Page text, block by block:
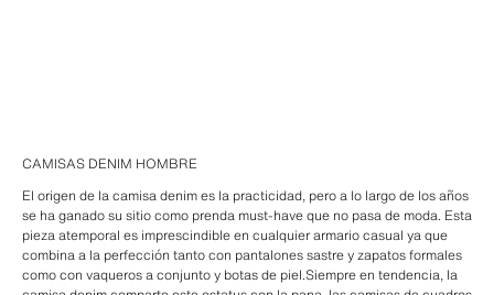
CAMISAS DENIM HOMBRE
El origen de la camisa denim es la practicidad, pero a lo largo de los años
se ha ganado su sitio como prenda must-have que no pasa de moda. Esta
pieza atemporal es imprescindible en cualquier armario casual ya que
combina a la perfección tanto con pantalones sastre y zapatos formales
como con vaqueros a conjunto y botas de piel.Siempre en tendencia, la